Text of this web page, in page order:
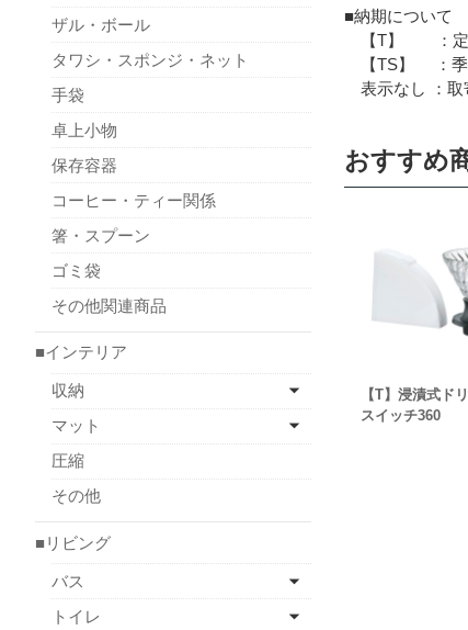
■納期について
【T】 ：定番
【TS】 ：季
表示なし ：取
おすすめ
【T】浸漬式ド
スイッチ360
ザル・ボール
タワシ・スポンジ・ネット
手袋
卓上小物
保存容器
コーヒー・ティー関係
箸・スプーン
ゴミ袋
その他関連商品
■インテリア
収納
マット
圧縮
その他
■リビング
バス
トイレ